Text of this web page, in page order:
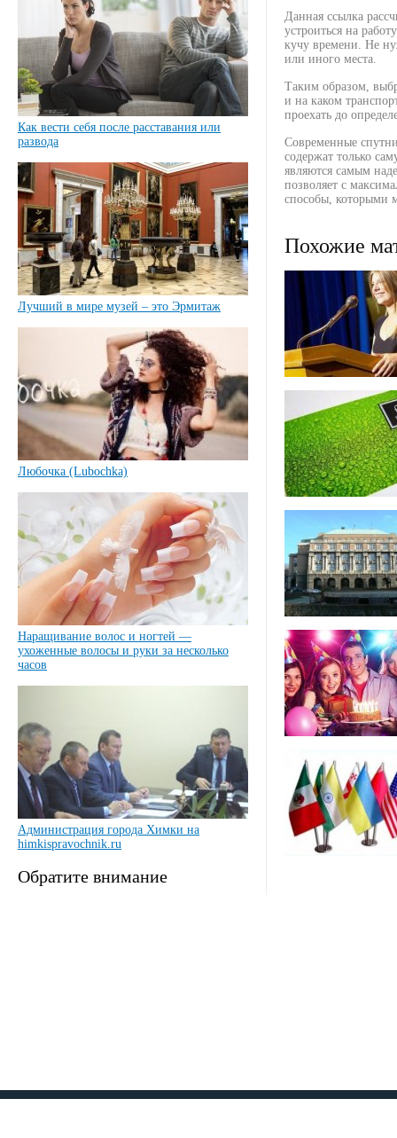
Как вести себя после расставания или
развода
Лучший в мире музей – это Эрмитаж
Любочка (Lubochka)
Наращивание волос и ногтей —
ухоженные волосы и руки за несколько
часов
Администрация города Химки на
himkispravochnik.ru
Обратите внимание
Данная ссылка
устроиться на
кучу времени. Не
или иного места.
Таким образом,
и на каком
проехать до
Современные
содержат только
являются самым
позволяет с
способы, которыми
Похожие